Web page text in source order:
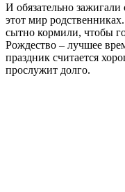
И обязательно
этот мир
сытно кормили, чтобы
Рождество – лучшее
праздник считается
прослужит долго.